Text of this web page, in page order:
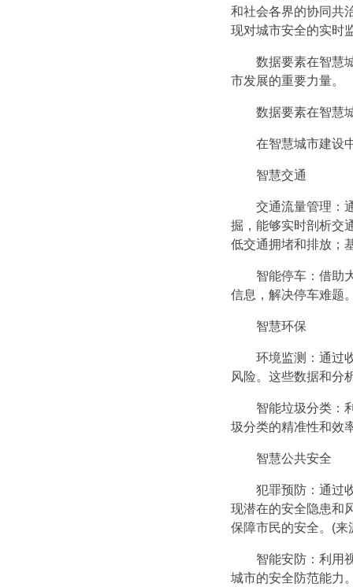
和社会各界的协同共
现对城市安全的实时
数据要素在智慧
市发展的重要力量。
数据要素在智慧
在智慧城市建设
智慧交通
交通流量管理：
掘，能够实时剖析交
低交通拥堵和排放；
智能停车：借助
信息，解决停车难题
智慧环保
环境监测：通过
风险。这些数据和分
智能垃圾分类：
圾分类的精准性和效
智慧公共安全
犯罪预防：通过
现潜在的安全隐患和
保障市民的安全。(来
智能安防：利用
城市的安全防范能力